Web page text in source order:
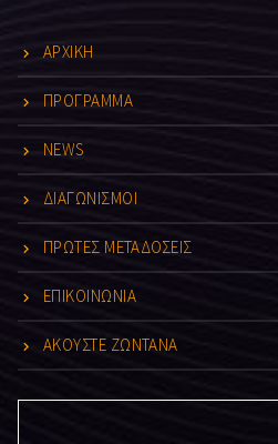
ΑΡΧΙΚΗ
ΠΡΟΓΡΑΜΜΑ
NEWS
ΔΙΑΓΩΝΙΣΜΟΙ
ΠΡΩΤΕΣ ΜΕΤΑΔΟΣΕΙΣ
ΕΠΙΚΟΙΝΩΝΙΑ
ΑΚΟΥΣΤΕ ΖΩΝΤΑΝΑ